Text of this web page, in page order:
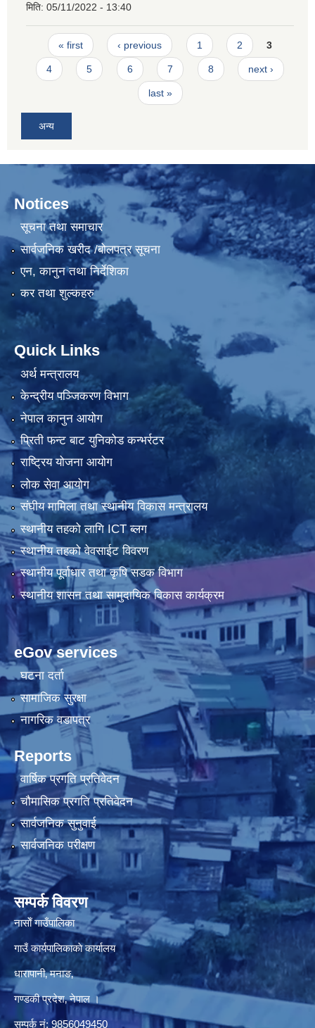
मिति: 05/11/2022 - 13:40
Pages
« first ‹ previous 1 2 3
4 5 6 7 8 next ›
last »
अन्य
Notices
सूचना तथा समाचार
सार्वजनिक खरीद /बोलपत्र सूचना
एन, कानुन तथा निर्देशिका
कर तथा शुल्कहरु
Quick Links
अर्थ मन्त्रालय
केन्द्रीय पञ्जिकरण विभाग
नेपाल कानुन आयोग
प्रिती फन्ट बाट युनिकोड कन्भर्रटर
राष्ट्रिय योजना आयोग
लोक सेवा आयोग
संघीय मामिला तथा स्थानीय विकास मन्त्रालय
स्थानीय तहको लागि ICT ब्लग
स्थानीय तहको वेवसाईट विवरण
स्थानीय पूर्वाधार तथा कृषि सडक विभाग
स्थानीय शासन तथा सामुदायिक विकास कार्यक्रम
eGov services
घटना दर्ता
सामाजिक सुरक्षा
नागरिक वडापत्र
Reports
वार्षिक प्रगति प्रतिवेदन
चौमासिक प्रगति प्रतिवेदन
सार्वजनिक सुनुवाई
सार्वजनिक परीक्षण
सम्पर्क विवरण
नासाेँ गाउँपालिका
गाउँ कार्यपालिकाकाे कार्यालय
धारापानी‚ मनाङ‚
गण्डकी प्रदेश‚ नेपाल ।
सम्पर्क न‌ं‍: 9856049450